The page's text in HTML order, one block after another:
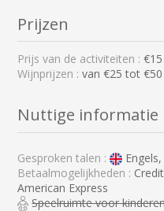
Prijzen
Prijs van de activiteiten :€15
Wijnprijzen :van €25 tot €50
Nuttige informatie
Gesproken talen :
Betaalmogelijkheden :
American Express
Speelruimte voor